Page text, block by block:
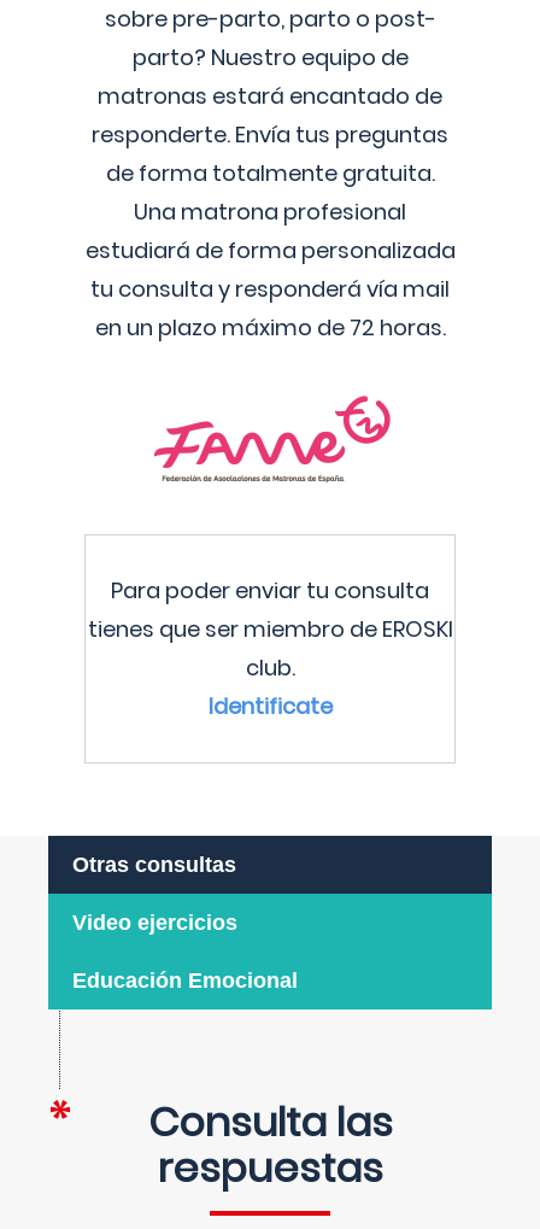
sobre pre-parto, parto o post-
parto? Nuestro equipo de
matronas estará encantado de
responderte. Envía tus preguntas
de forma totalmente gratuita.
Una matrona profesional
estudiará de forma personalizada
tu consulta y responderá vía mail
en un plazo máximo de 72 horas.
Para poder enviar tu consulta
tienes que ser miembro de EROSKI
club.
Identificate
Otras consultas
Video ejercicios
Educación Emocional
Consulta las
respuestas